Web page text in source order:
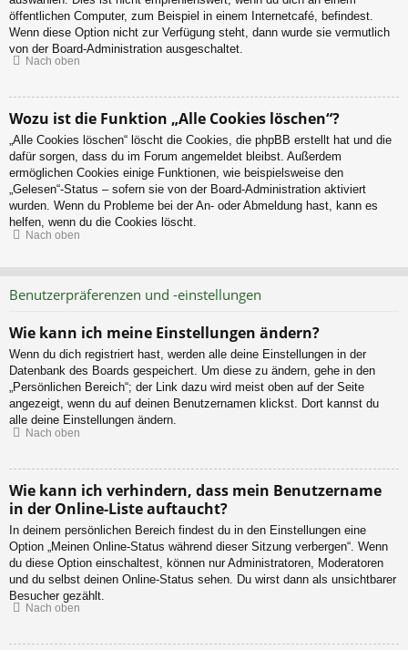
öffentlichen Computer, zum Beispiel in einem Internetcafé, befindest.
Wenn diese Option nicht zur Verfügung steht, dann wurde sie vermutlich
von der Board-Administration ausgeschaltet.
Nach oben
Wozu ist die Funktion „Alle Cookies löschen“?
„Alle Cookies löschen“ löscht die Cookies, die phpBB erstellt hat und die
dafür sorgen, dass du im Forum angemeldet bleibst. Außerdem
ermöglichen Cookies einige Funktionen, wie beispielsweise den
„Gelesen“-Status – sofern sie von der Board-Administration aktiviert
wurden. Wenn du Probleme bei der An- oder Abmeldung hast, kann es
helfen, wenn du die Cookies löscht.
Nach oben
Benutzerpräferenzen und -einstellungen
Wie kann ich meine Einstellungen ändern?
Wenn du dich registriert hast, werden alle deine Einstellungen in der
Datenbank des Boards gespeichert. Um diese zu ändern, gehe in den
„Persönlichen Bereich“; der Link dazu wird meist oben auf der Seite
angezeigt, wenn du auf deinen Benutzernamen klickst. Dort kannst du
alle deine Einstellungen ändern.
Nach oben
Wie kann ich verhindern, dass mein Benutzername
in der Online-Liste auftaucht?
In deinem persönlichen Bereich findest du in den Einstellungen eine
Option „Meinen Online-Status während dieser Sitzung verbergen“. Wenn
du diese Option einschaltest, können nur Administratoren, Moderatoren
und du selbst deinen Online-Status sehen. Du wirst dann als unsichtbarer
Besucher gezählt.
Nach oben